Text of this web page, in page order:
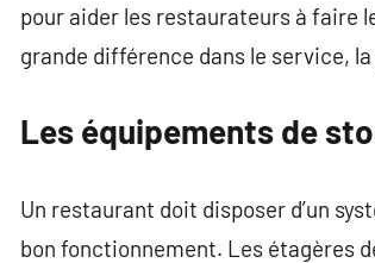
pour aider les restaurateurs à faire
grande différence dans le service,
Les équipements de
Un restaurant doit disposer d’un
bon fonctionnement. Les étagères